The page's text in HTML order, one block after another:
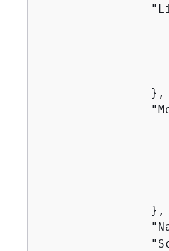
                },
                },